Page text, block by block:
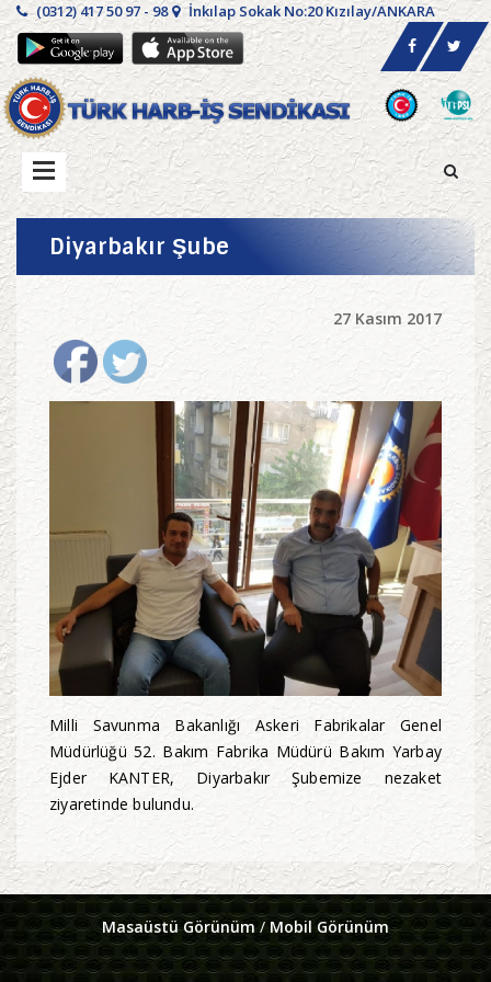
(0312) 417 50 97 - 98 İnkılap Sokak No:20 Kızılay/ANKARA
Diyarbakır Şube
27 Kasım 2017
Milli Savunma Bakanlığı Askeri Fabrikalar Genel
Müdürlüğü 52. Bakım Fabrika Müdürü Bakım Yarbay
Ejder KANTER, Diyarbakır Şubemize nezaket
ziyaretinde bulundu.
Masaüstü Görünüm/ Mobil Görünüm